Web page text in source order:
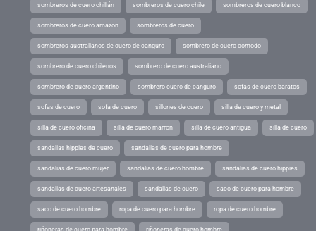
sombreros de cuero chillán sombreros de cuero chile sombreros de cuero blanco
sombreros de cuero amazon sombreros de cuero
sombreros australianos de cuero de canguro sombrero de cuero comodo
sombrero de cuero chilenos sombrero de cuero australiano
sombrero de cuero argentino sombrero cuero de canguro sofas de cuero baratos
sofas de cuero sofa de cuero sillones de cuero silla de cuero y metal
silla de cuero oficina silla de cuero marron silla de cuero antigua silla de cuero
sandalias hippies de cuero sandalias de cuero para hombre
sandalias de cuero mujer sandalias de cuero hombre sandalias de cuero hippies
sandalias de cuero artesanales sandalias de cuero saco de cuero para hombre
saco de cuero hombre ropa de cuero para hombre ropa de cuero hombre
riñoneras de cuero para hombre riñoneras de cuero hombre